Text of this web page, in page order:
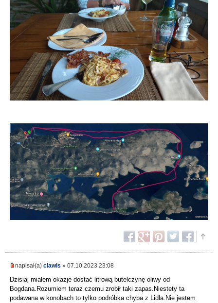
napisał(a) clawis » 07.10.2023 23:08
Dzisiaj miałem okazje dostać litrową butelczynę oliwy od
Bogdana.Rozumiem teraz czemu zrobił taki zapas.Niestety ta
podawana w konobach to tylko podróbka chyba z Lidla.Nie jestem